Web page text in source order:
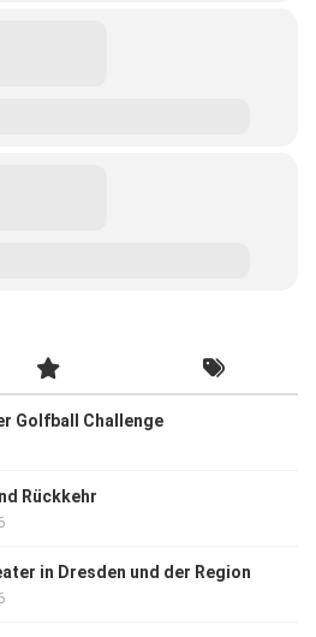
Golfball Challenge
Rückkehr
in Dresden und der Region